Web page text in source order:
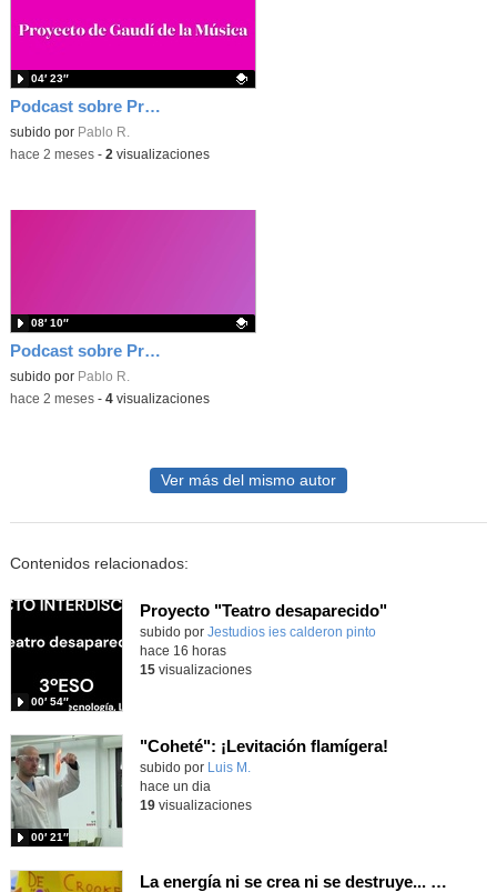
Podcast sobre Proyecto eTwinning Antoni Gaudí nº 3 (en castellano)
Contenido educativo.
subido por Pablo R.
04′ 23″
-hace 2 meses- 2 visualizaciones
Podcast sobre Proyecto eTwinning Antoni Gaudí nº 2 (en castellano)
Contenido educativo.
subido por Pablo R.
08′ 10″
-hace 2 meses- 4visualizaciones
Ver más del mismo autor
Contenidos relacionados:
Proyecto "Teatro desaparecido"
Contenido educativo.
subido por Jestudios ies calderon pinto
00′ 54″
-
hace 16 horas
15visualizaciones
"Coheté": ¡Levitación flamígera!
Contenido educativo.
subido por Luis M.
00′ 21″
hace un dia
19visualizaciones
La energía ni se crea ni se destruye... ¡se experimenta! El Tierno en la Feria Madrid es Ciencia 2026